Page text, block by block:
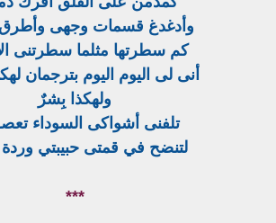
وأدغدغ قسمات وجهى وأطرق
كم سطرتها مثلما سطرتنى
أنى لى اليوم اليوم بترجمان
ولهكذا بِشرٌ
تلفنى أشواكى السوداء
لتنضح في قمتى حبيبتي وردة
***